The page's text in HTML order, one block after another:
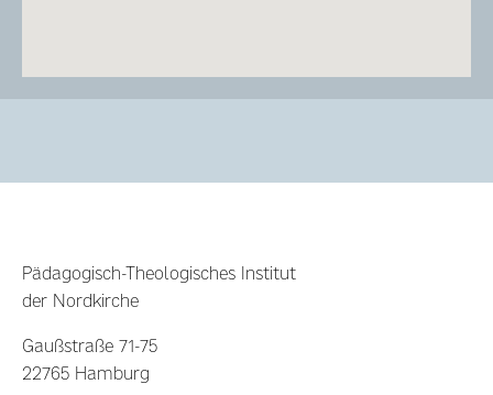
Pädagogisch-Theologisches Institut
der Nordkirche
Gaußstraße 71-75
22765 Hamburg